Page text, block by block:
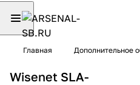
Главная Дополнительное
Wisenet SLA-